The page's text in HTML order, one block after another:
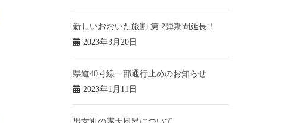
新しいおおいた旅割 第 2弾期間延長！
2023年3月20日
県道40号線一部通行止めのお知らせ
2023年1月11日